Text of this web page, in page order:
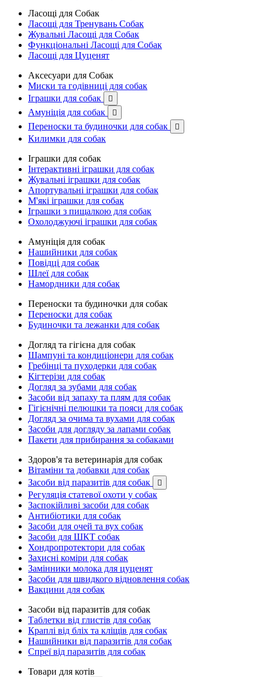
Ласощі для Собак
Ласощі для Тренувань Собак
Жувальні Ласощі для Собак
Функціональні Ласощі для Собак
Ласощі для Цуценят
Аксесуари для Собак
Миски та годівниці для собак
Іграшки для собак

Амуніція для собак 
Переноски та будиночки для собак 
Килимки для собак
Іграшки для собак
Інтерактивні іграшки для собак
Жувальні іграшки для собак
Апортувальні іграшки для собак
М'які іграшки для собак
Іграшки з пищалкою для собак
Охолоджуючі іграшки для собак
Амуніція для собак
Нашийники для собак
Повідці для собак
Шлеї для собак
Намордники для собак
Переноски та будиночки для собак
Переноски для собак
Будиночки та лежанки для собак
Догляд та гігієна для собак
Шампуні та кондиціонери для собак
Гребінці та пуходерки для собак
Кігтерізи для собак
Догляд за зубами для собак
Засоби від запаху та плям для собак
Гігієнічні пелюшки та пояси для собак
Догляд за очима та вухами для собак
Засоби для догляду за лапами собак
Пакети для прибирання за собаками
Здоров'я та ветеринарія для собак
Вітаміни та добавки для собак
Засоби від паразитів для собак

Регуляція статевої охоти у собак
Заспокійливі засоби для собак
Антибіотики для собак
Засоби для очей та вух собак
Засоби для ШКТ собак
Хондропротектори для собак
Захисні коміри для собак
Замінники молока для цуценят
Засоби для швидкого відновлення собак
Вакцини для собак
Засоби від паразитів для собак
Таблетки від глистів для собак
Краплі від бліх та кліщів для собак
Нашийники від паразитів для собак
Спреї від паразитів для собак
Товари для котів